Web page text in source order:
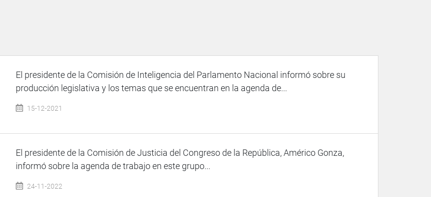
El presidente de la Comisión de Inteligencia del Parlamento Nacional informó sobre su
producción legislativa y los temas que se encuentran en la agenda de...
15-12-2021
El presidente de la Comisión de Justicia del Congreso de la República, Américo Gonza,
informó sobre la agenda de trabajo en este grupo...
24-11-2022